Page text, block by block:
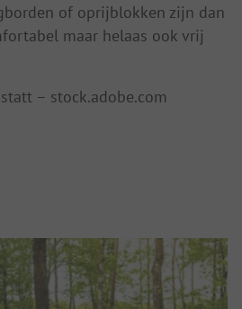
of oprijblokken zijn dan
maar helaas ook vrij
– stock.adobe.com